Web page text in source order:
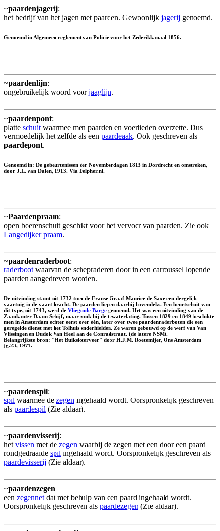
~paardenjagerij:
het bedrijf van het jagen met paarden. Gewoonlijk jagerij genoemd.
Genoemd in Algemeen reglement van Policie voor het Zederikkanaal 1856.
~paardenlijn:
ongebruikelijk woord voorjaaglijn.
~paardenpont:
platte schuit waarmee men paarden en voerlieden overzette. Dus
vermoedelijk het zelfde als een paardeaak. Ook geschreven als
paardepont.
Genoemd in: De gebeurtenissen der Novemberdagen 1813 in Dordrecht en omstreken,
door J.L. van Dalen, 1913. Via Delpher.nl.
~Paardenpraam:
open boerenschuit geschikt voor het vervoer van paarden. Zie ook
Langedijker praam.
~paardenraderboot:
raderboot waarvan de schepraderen door in een carroussel lopende
paarden aangedreven worden.
De uitvinding stamt uit 1732 toen de Franse Graaf Maurice de Saxe een dergelijk
vaartuig in de vaart bracht. De paarden liepen daarbij bovendeks. Een beurtschuit van
dit type, uit 1743, werd de Vliegende Barge genoemd. Het was een uitvinding van de
Zaankanter Daam Schijf, maar zonk bij de tewaterlating. Tussen 1829 en 1849 beschikte
men in Amsterdam echter eerst over één, later over twee paardenraderboten die een
geregelde dienst met het Tolhuis onderhielden. Ze waren gebouwd op de werf van Van
Vlissingen en Dudok Van Heel aan de Conradstraat. (de latere NSM).
Belangrijkste bron: "Het Buiksloterveer" door H.J.M. Roetemijer, Ons Amsterdam
jg.23, 1971.
~paardenspil:
spil waarmee de zegen ingehaald wordt. Oorspronkelijk geschreven
als paardespil (Zie aldaar).
~paardenvisserij:
het vissen met de zegen waarbij de zegen met een door een paard
rondgedraaide spil ingehaald wordt. Oorspronkelijk geschreven als
paardevisserij (Zie aldaar).
~paardenzegen
een zegennet dat met behulp van een paard ingehaald wordt.
Oorspronkelijk geschreven als paardezegen (Zie aldaar).